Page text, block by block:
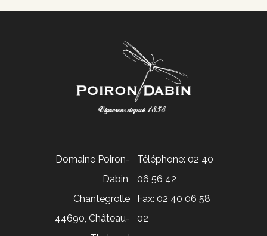
Téléphone: 02 40
06 56 42
Fax: 02 40 06 58
02
Domaine Poiron-
Dabin,
Chantegrolle
44690, Château-